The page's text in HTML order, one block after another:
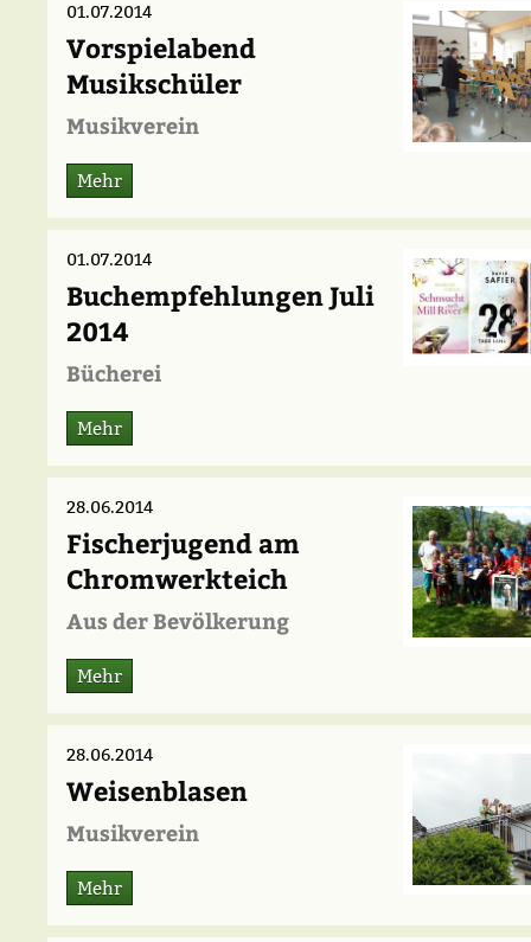
01.07.2014
Vorspielabend
Musikschüler
Musikverein
Mehr
01.07.2014
Buchempfehlungen Juli
2014
Bücherei
Mehr
28.06.2014
Fischerjugend am
Chromwerkteich
Aus der Bevölkerung
Mehr
28.06.2014
Weisenblasen
Musikverein
Mehr